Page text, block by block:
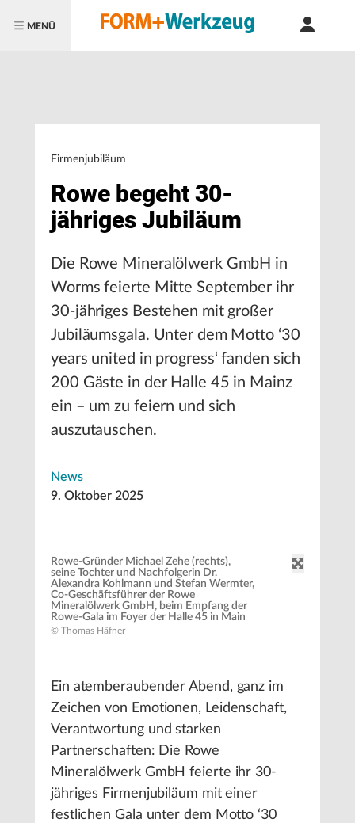
MENÜ
Firmenjubiläum
Rowe begeht 30-
jähriges Jubiläum
Die Rowe Mineralölwerk GmbH in
Worms feierte Mitte September ihr
30-jähriges Bestehen mit großer
Jubiläumsgala. Unter dem Motto ‘30
years united in progress‘ fanden sich
200 Gäste in der Halle 45 in Mainz
ein – um zu feiern und sich
auszutauschen.
News
9. Oktober 2025
Rowe-Gründer Michael Zehe (rechts),
seine Tochter und Nachfolgerin Dr.
Alexandra Kohlmann und Stefan Wermter,
Co-Geschäftsführer der Rowe
Mineralölwerk GmbH, beim Empfang der
Rowe-Gala im Foyer der Halle 45 in Main
© Thomas Häfner
Ein atemberaubender Abend, ganz im
Zeichen von Emotionen, Leidenschaft,
Verantwortung und starken
Partnerschaften: Die Rowe
Mineralölwerk GmbH feierte ihr 30-
jähriges Firmenjubiläum mit einer
festlichen Gala unter dem Motto ‘30